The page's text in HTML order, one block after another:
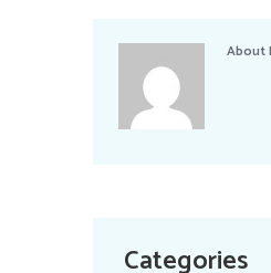
About
Categories